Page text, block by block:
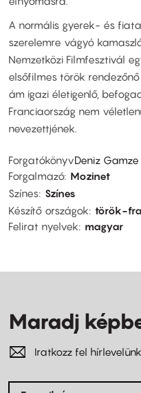
A normális gyerek- és
szerelemre vágyó
Nemzetközi Filmfesztivál
elsőfilmes török
ám igazi életigenlő,
Franciaország nem
nevezettjének.
ForgatókönyvDeniz Gamze
Forgalmazó Mozinet
Színes Színes
Készítő országok török-
Felirat nyelvek
magyar
Maradj
Iratkozz fel